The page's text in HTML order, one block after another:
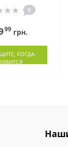
0
99грн.
КОГДА